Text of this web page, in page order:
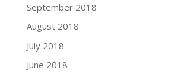
September 2018
August 2018
July 2018
June 2018